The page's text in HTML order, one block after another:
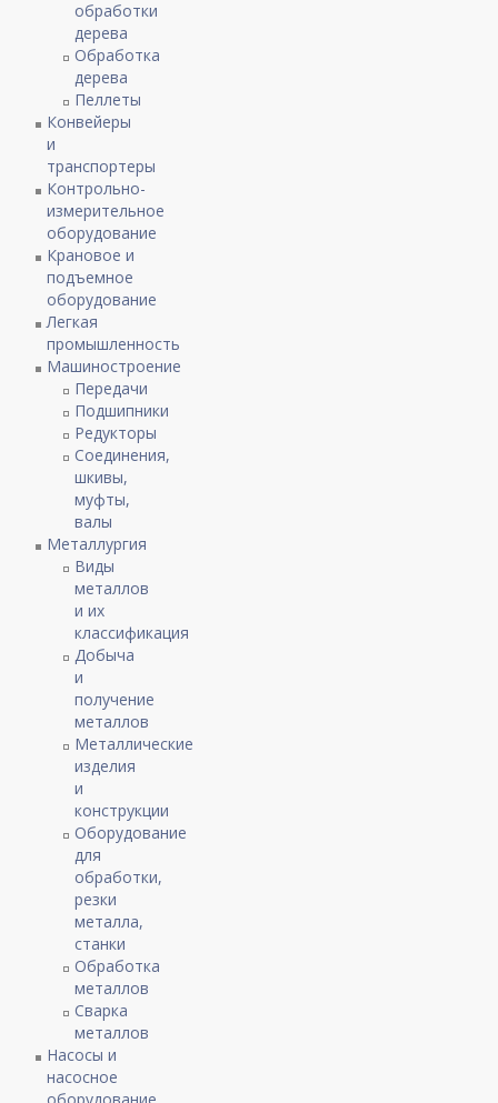
обработки
дерева
Обработка
дерева
Пеллеты
Конвейеры
и
транспортеры
Контрольно-
измерительное
оборудование
Крановое и
подъемное
оборудование
Легкая
промышленность
Машиностроение
Передачи
Подшипники
Редукторы
Соединения,
шкивы,
муфты,
валы
Металлургия
Виды
металлов
и их
классификация
Добыча
и
получение
металлов
Металлические
изделия
и
конструкции
Оборудование
для
обработки,
резки
металла,
станки
Обработка
металлов
Сварка
металлов
Насосы и
насосное